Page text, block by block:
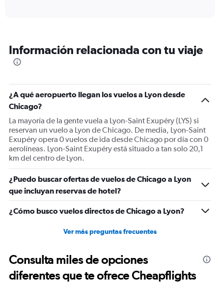
categories.
The
Y
axis
displaying
values.
Range:
0
to
1500.
Información relacionada con tu viaje
¿A qué aeropuerto llegan los vuelos a Lyon desde
Chicago?
La mayoría de la gente vuela a Lyon-Saint Exupéry (LYS) si
reservan un vuelo a Lyon de Chicago. De media, Lyon-Saint
Exupéry opera 0 vuelos de ida desde Chicago por día con 0
aerolíneas. Lyon-Saint Exupéry está situado a tan solo 20,1
km del centro de Lyon.
¿Puedo buscar ofertas de vuelos de Chicago a Lyon
que incluyan reservas de hotel?
¿Cómo busco vuelos directos de Chicago a Lyon?
Ver más preguntas frecuentes
Consulta miles de opciones
diferentes que te ofrece Cheapflights